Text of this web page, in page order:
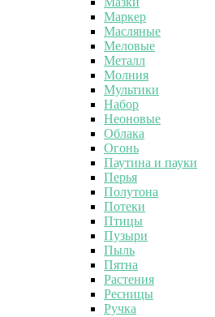
Маркер
Масляные
Меловые
Металл
Молния
Мультики
Набор
Неоновые
Облака
Огонь
Паутина и пауки
Перья
Полутона
Потеки
Птицы
Пузыри
Пыль
Пятна
Растения
Ресницы
Ручка